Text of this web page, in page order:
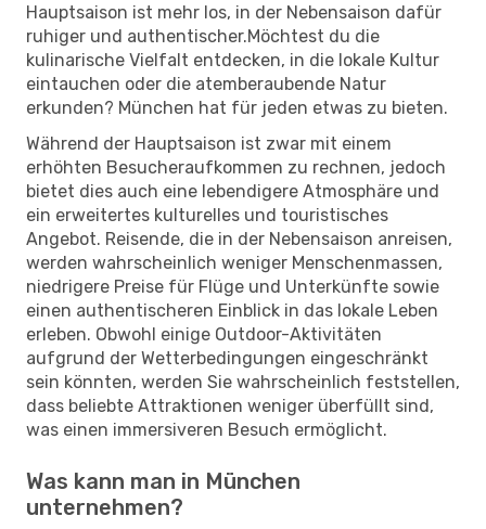
Hauptsaison ist mehr los, in der Nebensaison dafür
ruhiger und authentischer.Möchtest du die
kulinarische Vielfalt entdecken, in die lokale Kultur
eintauchen oder die atemberaubende Natur
erkunden? München hat für jeden etwas zu bieten.
Während der Hauptsaison ist zwar mit einem
erhöhten Besucheraufkommen zu rechnen, jedoch
bietet dies auch eine lebendigere Atmosphäre und
ein erweitertes kulturelles und touristisches
Angebot. Reisende, die in der Nebensaison anreisen,
werden wahrscheinlich weniger Menschenmassen,
niedrigere Preise für Flüge und Unterkünfte sowie
einen authentischeren Einblick in das lokale Leben
erleben. Obwohl einige Outdoor-Aktivitäten
aufgrund der Wetterbedingungen eingeschränkt
sein könnten, werden Sie wahrscheinlich feststellen,
dass beliebte Attraktionen weniger überfüllt sind,
was einen immersiveren Besuch ermöglicht.
Was kann man in München
unternehmen?